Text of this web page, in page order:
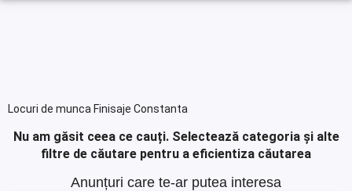
Locuri de munca Finisaje Constanta
Nu am găsit ceea ce cauți. Selectează categoria și alte
filtre de căutare pentru a eficientiza căutarea
Anunțuri care te-ar putea interesa